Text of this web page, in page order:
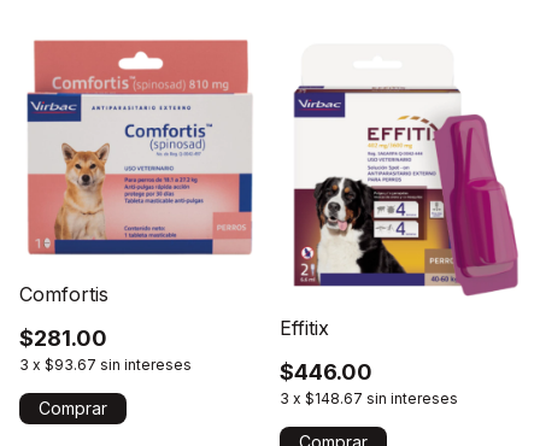
Comfortis
$281.00
3 x $93.67 sin intereses
Comprar
Effitix
$446.00
3 x $148.67 sin intereses